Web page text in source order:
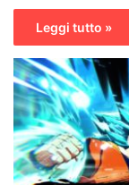
Leggi tutto »